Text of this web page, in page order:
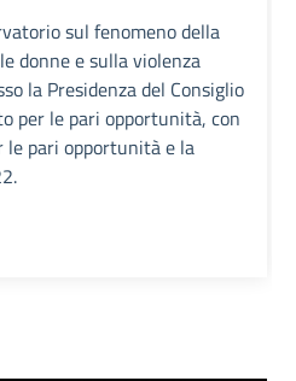
sul fenomeno della
donne e sulla violenza
la Presidenza del Consiglio
per le pari opportunità, con
pari opportunità e la